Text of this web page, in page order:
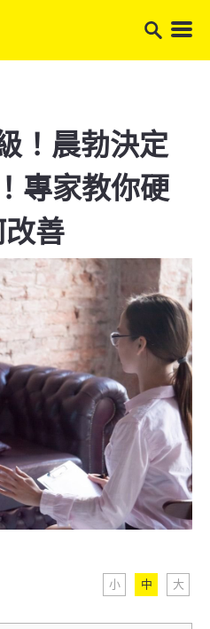
！晨勃決定
專家教你硬
善
小 中 大